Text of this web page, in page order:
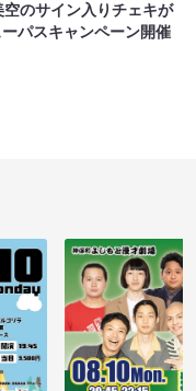
のサイン入りチェキが
パスキャンペーン開催